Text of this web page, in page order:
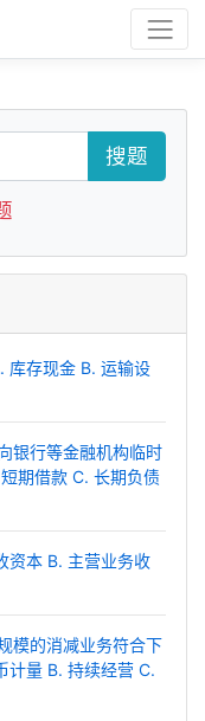
搜题
库存现金 B. 运输设
银行等金融机构临时
期借款 C. 长期负债
资本 B. 主营业务收
模的消减业务符合下
计量 B. 持续经营 C.